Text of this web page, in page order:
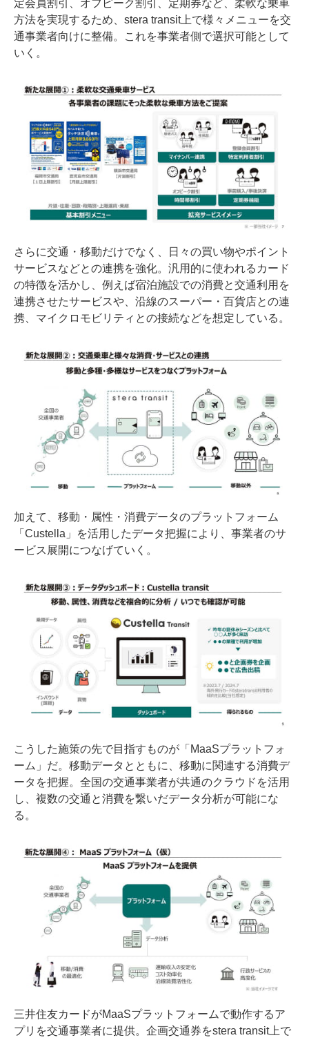
定会員割引、オフピーク割引、定期券など、柔軟な乗車
方法を実現するため、stera transit上で様々メニューを交
通事業者向けに整備。これを事業者側で選択可能として
いく。
さらに交通・移動だけでなく、日々の買い物やポイント
サービスなどとの連携を強化。汎用的に使われるカード
の特徴を活かし、例えば宿泊施設での消費と交通利用を
連携させたサービスや、沿線のスーパー・百貨店との連
携、マイクロモビリティとの接続などを想定している。
加えて、移動・属性・消費データのプラットフォーム
「Custella」を活用したデータ把握により、事業者のサ
ービス展開につなげていく。
こうした施策の先で目指すものが「MaaSプラットフォ
ーム」だ。移動データとともに、移動に関連する消費デ
ータを把握。全国の交通事業者が共通のクラウドを活用
し、複数の交通と消費を繋いだデータ分析が可能にな
る。
三井住友カードがMaaSプラットフォームで動作するア
プリを交通事業者に提供。企画交通券をstera transit上で